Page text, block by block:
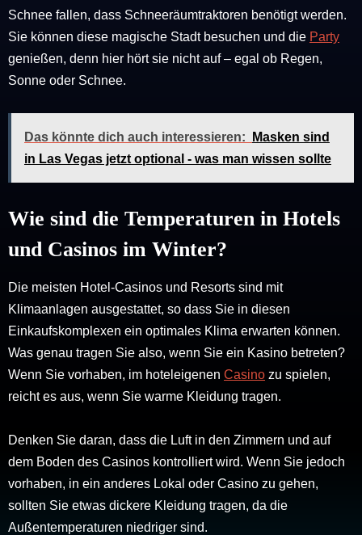
Schnee fallen, dass Schneeräumtraktoren benötigt werden.
Sie können diese magische Stadt besuchen und die Party
genießen, denn hier hört sie nicht auf – egal ob Regen,
Sonne oder Schnee.
Das könnte dich auch interessieren:
Masken sind
in Las Vegas jetzt optional - was man wissen sollte
Wie sind die Temperaturen in Hotels
und Casinos im Winter?
Die meisten Hotel-Casinos und Resorts sind mit
Klimaanlagen ausgestattet, so dass Sie in diesen
Einkaufskomplexen ein optimales Klima erwarten können.
Was genau tragen Sie also, wenn Sie ein Kasino betreten?
Wenn Sie vorhaben, im hoteleigenen Casino zu spielen,
reicht es aus, wenn Sie warme Kleidung tragen.
Denken Sie daran, dass die Luft in den Zimmern und auf
dem Boden des Casinos kontrolliert wird. Wenn Sie jedoch
vorhaben, in ein anderes Lokal oder Casino zu gehen,
sollten Sie etwas dickere Kleidung tragen, da die
Außentemperaturen niedriger sind.